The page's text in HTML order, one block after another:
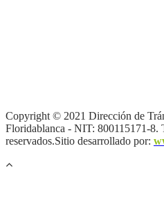
Copyright © 2021 Dirección de
Floridablanca - NIT: 800115171-8.
reservados.Sitio desarrollado por: